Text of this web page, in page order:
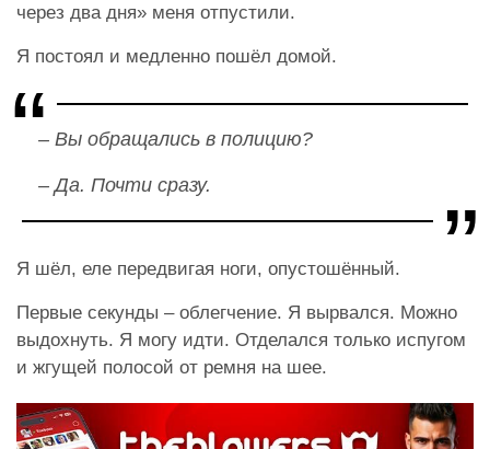
через два дня» меня отпустили.
Я постоял и медленно пошёл домой.
– Вы обращались в полицию?
– Да. Почти сразу.
Я шёл, еле передвигая ноги, опустошённый.
Первые секунды – облегчение. Я вырвался. Можно
выдохнуть. Я могу идти. Отделался только испугом
и жгущей полосой от ремня на шее.